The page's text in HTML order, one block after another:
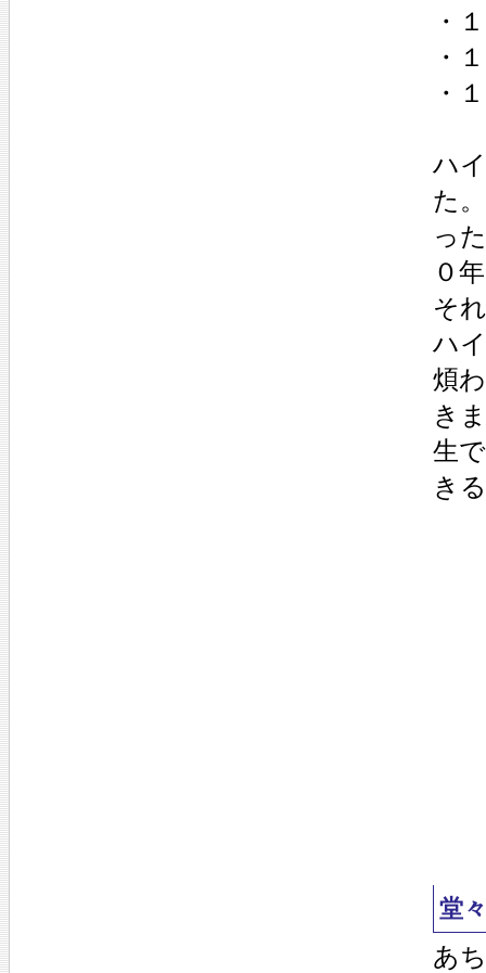
・
・
・
ハ
た
っ
０
そ
ハ
煩
き
生
き
堂
あ